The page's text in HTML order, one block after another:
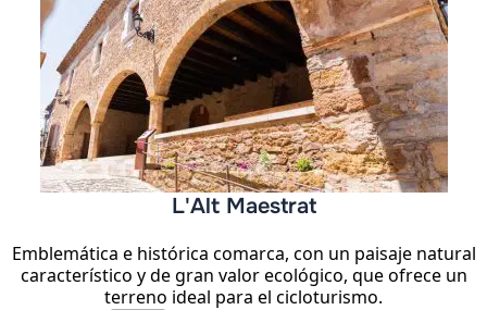
L'Alt Maestrat
Emblemática e histórica comarca, con un paisaje natural
característico y de gran valor ecológico, que ofrece un
terreno ideal para el cicloturismo.